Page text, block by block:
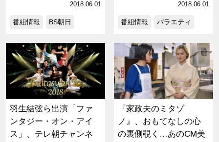
2018.06.01
番組情報 BS朝日
2018.06.01
番組情報 バラエティ
羽生結弦ら出演「ファ
ンタジー・オン・アイ
ス」、テレ朝チャンネ
『家政夫のミタゾ
ノ』、おもてなしの心
の裏側覗く…あのCM美